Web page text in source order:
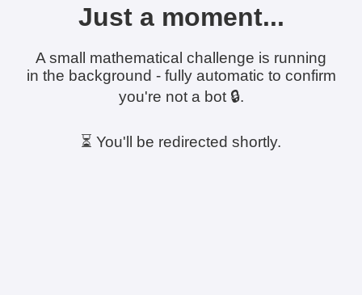
Just a moment...
A small mathematical challenge is running
in the background - fully automatic to confirm
you're not a bot 🔒.
⏳ You'll be redirected shortly.